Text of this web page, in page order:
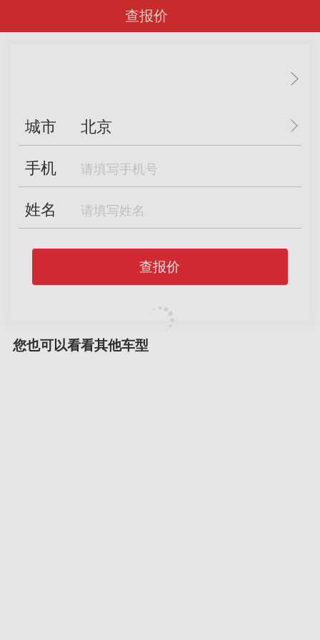
查报价
城市 北京
手机
姓名
查报价
您也可以看看其他车型